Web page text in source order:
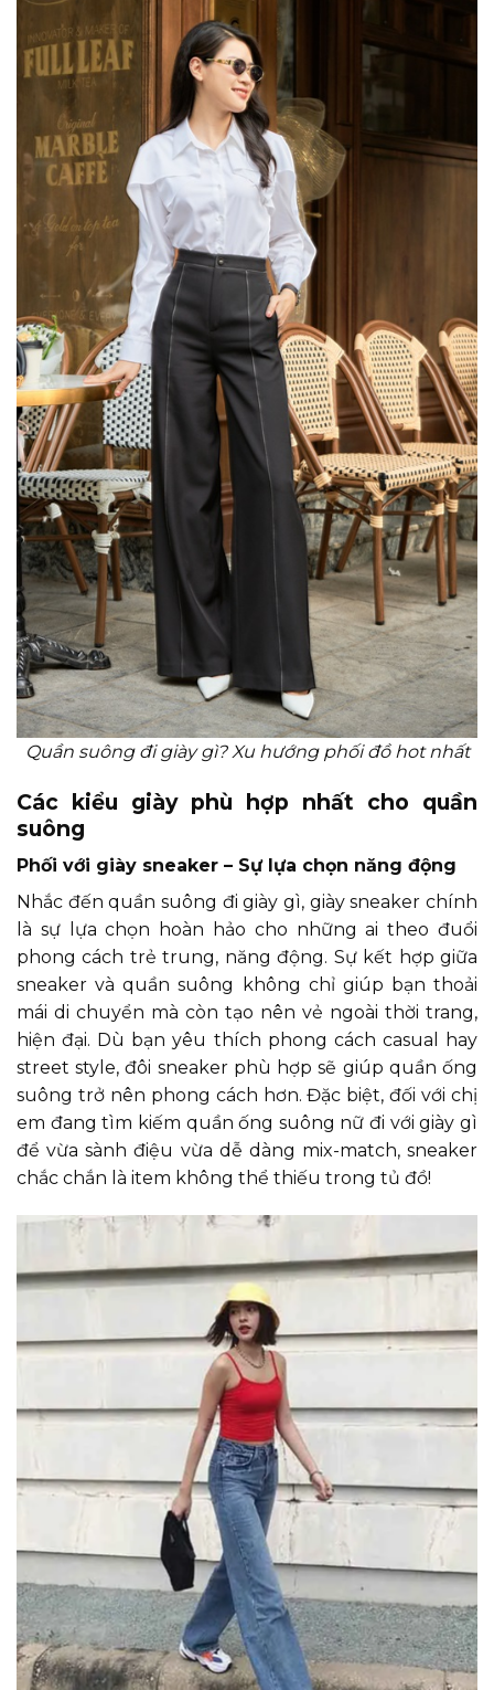
Quần suông đi giày gì? Xu hướng phối đồ hot nhất
Các kiểu giày phù hợp nhất cho quần
suông
Phối với giày sneaker – Sự lựa chọn năng động
Nhắc đến quần suông đi giày gì, giày sneaker chính
là sự lựa chọn hoàn hảo cho những ai theo đuổi
phong cách trẻ trung, năng động. Sự kết hợp giữa
sneaker và quần suông không chỉ giúp bạn thoải
mái di chuyển mà còn tạo nên vẻ ngoài thời trang,
hiện đại. Dù bạn yêu thích phong cách casual hay
street style, đôi sneaker phù hợp sẽ giúp quần ống
suông trở nên phong cách hơn. Đặc biệt, đối với chị
em đang tìm kiếm quần ống suông nữ đi với giày gì
để vừa sành điệu vừa dễ dàng mix-match, sneaker
chắc chắn là item không thể thiếu trong tủ đồ!